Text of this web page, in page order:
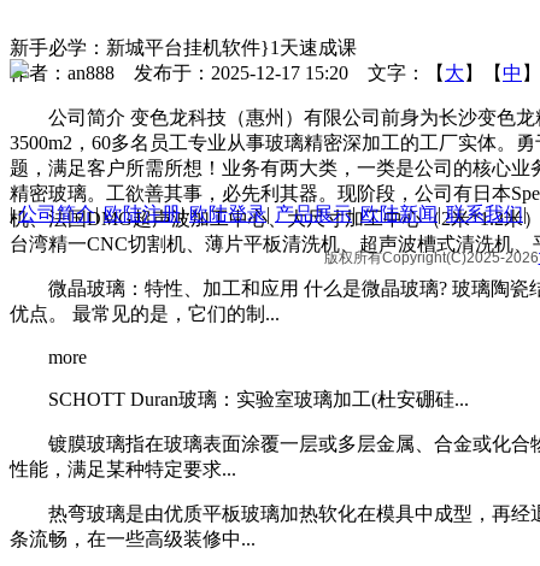
新手必学：新城平台挂机软件}1天速成课
作者：an888 发布于：2025-12-17 15:20 文字：【 大 】【中
公司简介 变色龙科技（惠州）有限公司前身为长沙变色龙
3500m2，60多名员工专业从事玻璃精密深加工的工厂实体。
题，满足客户所需所想！业务有两大类，一类是公司的核心
精密玻璃。工欲善其事，必先利其器。现阶段，公司有日本
机、法国DMG超声波加工中心、大尺寸加工中心（2米*1.2米
台湾精一CNC切割机、薄片平板清洗机、超声波槽式清洗机、
微晶玻璃：特性、加工和应用 什么是微晶玻璃? 玻璃陶瓷
优点。 最常见的是，它们的制...
more
SCHOTT Duran玻璃：实验室玻璃加工(杜安硼硅...
镀膜玻璃指在玻璃表面涂覆一层或多层金属、合金或化合
性能，满足某种特定要求...
热弯玻璃是由优质平板玻璃加热软化在模具中成型，再经
条流畅，在一些高级装修中...
|公司简介|欧陆注册|欧陆登录| 产品展示|欧陆新闻|联系我们|
版权所有Copyright(C)2025-2026